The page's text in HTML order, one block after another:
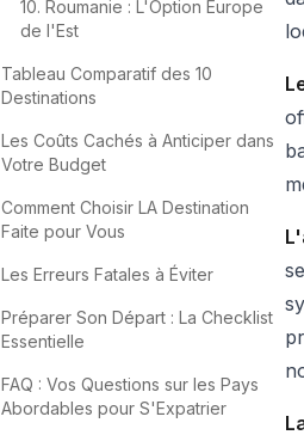
10. Roumanie : L'Option Europe
de l'Est
Tableau Comparatif des 10
Destinations
Les Coûts Cachés à Anticiper dans
Votre Budget
Comment Choisir LA Destination
Faite pour Vous
Les Erreurs Fatales à Éviter
Préparer Son Départ : La Checklist
Essentielle
FAQ : Vos Questions sur les Pays
Abordables pour S'Expatrier